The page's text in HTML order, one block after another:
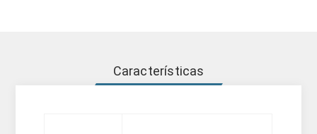
Características